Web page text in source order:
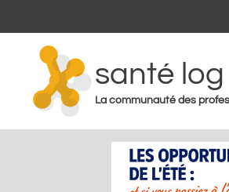
santé log
La communauté des